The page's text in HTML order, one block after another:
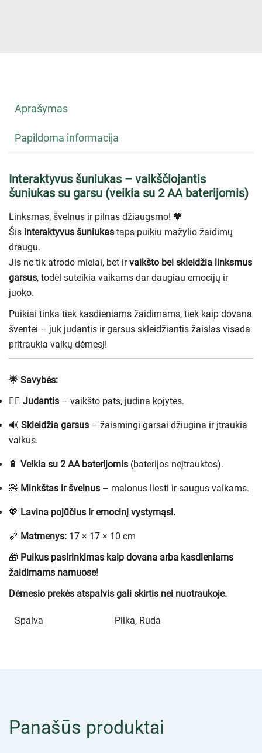
Aprašymas
Papildoma informacija
Interaktyvus šuniukas – vaikščiojantis
šuniukas su garsu (veikia su 2 AA baterijomis)
Linksmas, švelnus ir pilnas džiaugsmo! 🧡
Šis interaktyvus šuniukas taps puikiu mažylio žaidimų
draugu.
Jis ne tik atrodo mielai, bet irvaikšto bei skleidžia linksmus
garsus, todėl suteikia vaikams dar daugiau emocijų ir
juoko.
Puikiai tinka tiek kasdieniams žaidimams, tiek kaip dovana
šventei – juk judantis ir garsus skleidžiantis žaislas visada
pritraukia vaikų dėmesį!
🌟 Savybės:
🚶‍♀️ Judantis – vaikšto pats, judina kojytes.
🔊 Skleidžia garsus – žaismingi garsai džiugina ir įtraukia
vaikus.
🔋 Veikia su 2 AA baterijomis (baterijos neįtrauktos).
🧸 Minkštas ir švelnus – malonus liesti ir saugus vaikams.
💖 Lavina pojūčius ir emocinį vystymąsi.
📏 Matmenys: 17 × 17 × 10 cm
🎁 Puikus pasirinkimas kaip dovana arba kasdieniams
žaidimams namuose!
Dėmesio prekės atspalvis gali skirtis nei nuotraukoje.
Spalva Pilka, Ruda
Panašūs produktai